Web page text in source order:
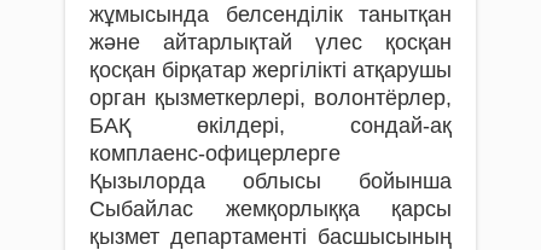
жұмысында белсенділік танытқан
және айтарлықтай үлес қосқан
қосқан бірқатар жергілікті атқарушы
орган қызметкерлері, волонтёрлер,
БАҚ өкілдері, сондай-ақ
комплаенс-офицерлерге
Қызылорда облысы бойынша
Сыбайлас жемқорлыққа қарсы
қызмет департаменті басшысының